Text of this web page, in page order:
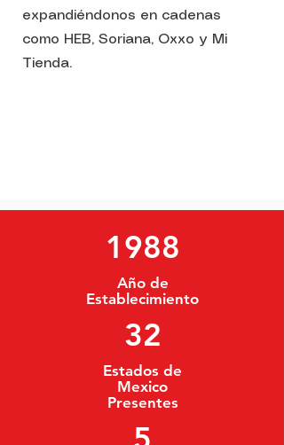
expandiéndonos en cadenas
como HEB, Soriana, Oxxo y Mi
Tienda.
1988
Año de
Establecimiento
32
Estados de
Mexico
Presentes